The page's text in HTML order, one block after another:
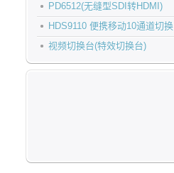
PD6512(无缝型SDI转HDMI)
HDS9110 便携移动10通道切
视频切换台(特效切换台)